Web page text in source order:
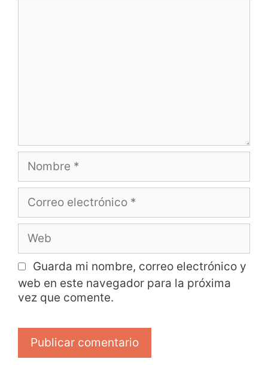
Guarda mi nombre, correo electrónico y
web en este navegador para la próxima
vez que comente.